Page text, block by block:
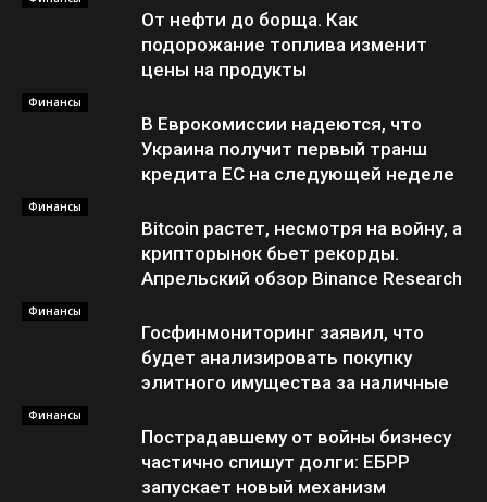
От нефти до борща. Как
подорожание топлива изменит
цены на продукты
Финансы
В Еврокомиссии надеются, что
Украина получит первый транш
кредита ЕС на следующей неделе
Финансы
Bitcoin растет, несмотря на войну, а
крипторынок бьет рекорды.
Апрельский обзор Binance Research
Финансы
Госфинмониторинг заявил, что
будет анализировать покупку
элитного имущества за наличные
Финансы
Пострадавшему от войны бизнесу
частично спишут долги: ЕБРР
запускает новый механизм